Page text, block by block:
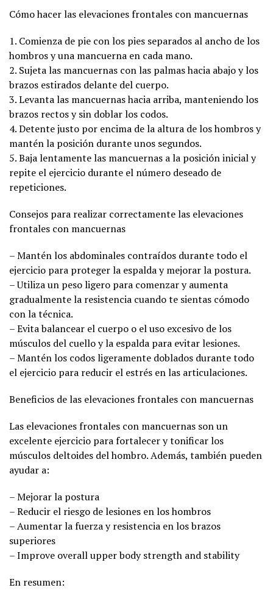
Cómo hacer las elevaciones frontales con mancuernas
1. Comienza de pie con los pies separados al ancho de los
hombros y una mancuerna en cada mano.
2. Sujeta las mancuernas con las palmas hacia abajo y los
brazos estirados delante del cuerpo.
3. Levanta las mancuernas hacia arriba, manteniendo los
brazos rectos y sin doblar los codos.
4. Detente justo por encima de la altura de los hombros y
mantén la posición durante unos segundos.
5. Baja lentamente las mancuernas a la posición inicial y
repite el ejercicio durante el número deseado de
repeticiones.
Consejos para realizar correctamente las elevaciones
frontales con mancuernas
– Mantén los abdominales contraídos durante todo el
ejercicio para proteger la espalda y mejorar la postura.
– Utiliza un peso ligero para comenzar y aumenta
gradualmente la resistencia cuando te sientas cómodo
con la técnica.
– Evita balancear el cuerpo o el uso excesivo de los
músculos del cuello y la espalda para evitar lesiones.
– Mantén los codos ligeramente doblados durante todo
el ejercicio para reducir el estrés en las articulaciones.
Beneficios de las elevaciones frontales con mancuernas
Las elevaciones frontales con mancuernas son un
excelente ejercicio para fortalecer y tonificar los
músculos deltoides del hombro. Además, también pueden
ayudar a:
– Mejorar la postura
– Reducir el riesgo de lesiones en los hombros
– Aumentar la fuerza y resistencia en los brazos
superiores
– Improve overall upper body strength and stability
En resumen: